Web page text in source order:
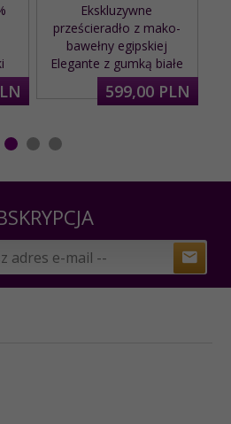
Ekskluzywne
prześcieradło z mako-
bawełny egipskiej
Elegante z gumką białe
599,00 PLN